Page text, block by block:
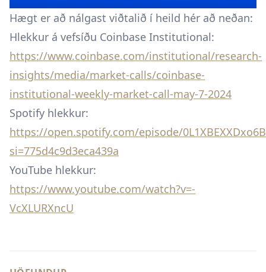
Hægt er að nálgast viðtalið í heild hér að neðan:
Hlekkur á vefsíðu Coinbase Institutional:
https://www.coinbase.com/institutional/research-
insights/media/market-calls/coinbase-
institutional-weekly-market-call-may-7-2024
Spotify hlekkur:
https://open.spotify.com/episode/
si=775d4c9d3eca439a
YouTube hlekkur:
https://www.youtube.com/watch?v=-
VcXLURXncU